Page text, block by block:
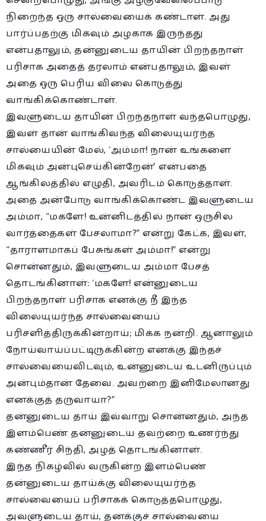
நிறைந்த ஒரு சால்வையைக் கண்டாள். அது
பார்ப்பதற்கு மிகவும் அழகாக இருந்தது
என்பதாலும், தன்னுடைய தாயின் பிறந்தநாள்
பரிசாக அதைத் தரலாம் என்பதாலும், இவள்
அதை ஒரு பெரிய விலை கொடுத்து
வாங்கிக்கொண்டாள்.
இவளுடைய தாயின் பிறந்தநாள் வந்தபொழுது,
இவள் தான் வாங்கிவந்த விலையுயர்ந்த
சால்யையின் மேல், ‘அம்மா! நான் உங்களை
மிகவும் அன்புசெய்கின்றேன்’ என்பதை
ஆங்கிலத்தில் எழுதி, அவரிடம் கொடுத்தாள்.
அதை அன்போடு வாங்கிக்கொண்ட இவளுடைய
அம்மா, “மகளே! உன்னிடத்தில் நான் ஒருசில
வார்த்தைகள் பேசலாமா?” என்று கேட்க, இவள்,
“தாராளமாகப் பேசுங்கள் அம்மா!” என்று
சொன்னதும், இவளுடைய அம்மா பேசத்
தொடங்கினாள்: ‘மகளே! என்னுடைய
பிறந்தநாள் பரிசாக எனக்கு நீ இந்த
விலையுயர்ந்த சால்வையைப்
பரிசளித்திருக்கின்றாய்; மிக்க நன்றி. ஆனாலும்
நோய்வாய்ப்பட்டிருக்கின்ற எனக்கு இந்தச்
சால்வையைவிடவும், உன்னுடைய உடனிருப்பும்
அன்பும்தான் தேவை. அவற்றை இனிமேலானது
எனக்குத் தருவாயா?”
தன்னுடைய தாய் இவ்வாறு சொன்னதும், அந்த
இளம்பெண் தன்னுடைய தவற்றை உணர்ந்து
கண்ணீர் சிந்தி, அழத் தொடங்கினாள்.
இந்த நிகழ்வில் வருகின்ற இளம்பெண்
தன்னுடைய தாய்க்கு விலையுயர்ந்த
சால்வையைப் பரிசாகக் கொடுத்தபொழுது,
அவளுடைய தாய், தனக்குச் சால்வையை